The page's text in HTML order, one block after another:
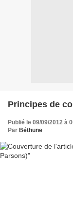
Principes de
Publié le 09/09/2012 à
Par Béthune